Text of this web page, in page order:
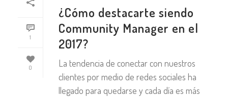
1
0
¿Cómo destacarte siendo
Community Manager en el
2017?
La tendencia de conectar con nuestros
clientes por medio de redes sociales ha
llegado para quedarse y cada día es más